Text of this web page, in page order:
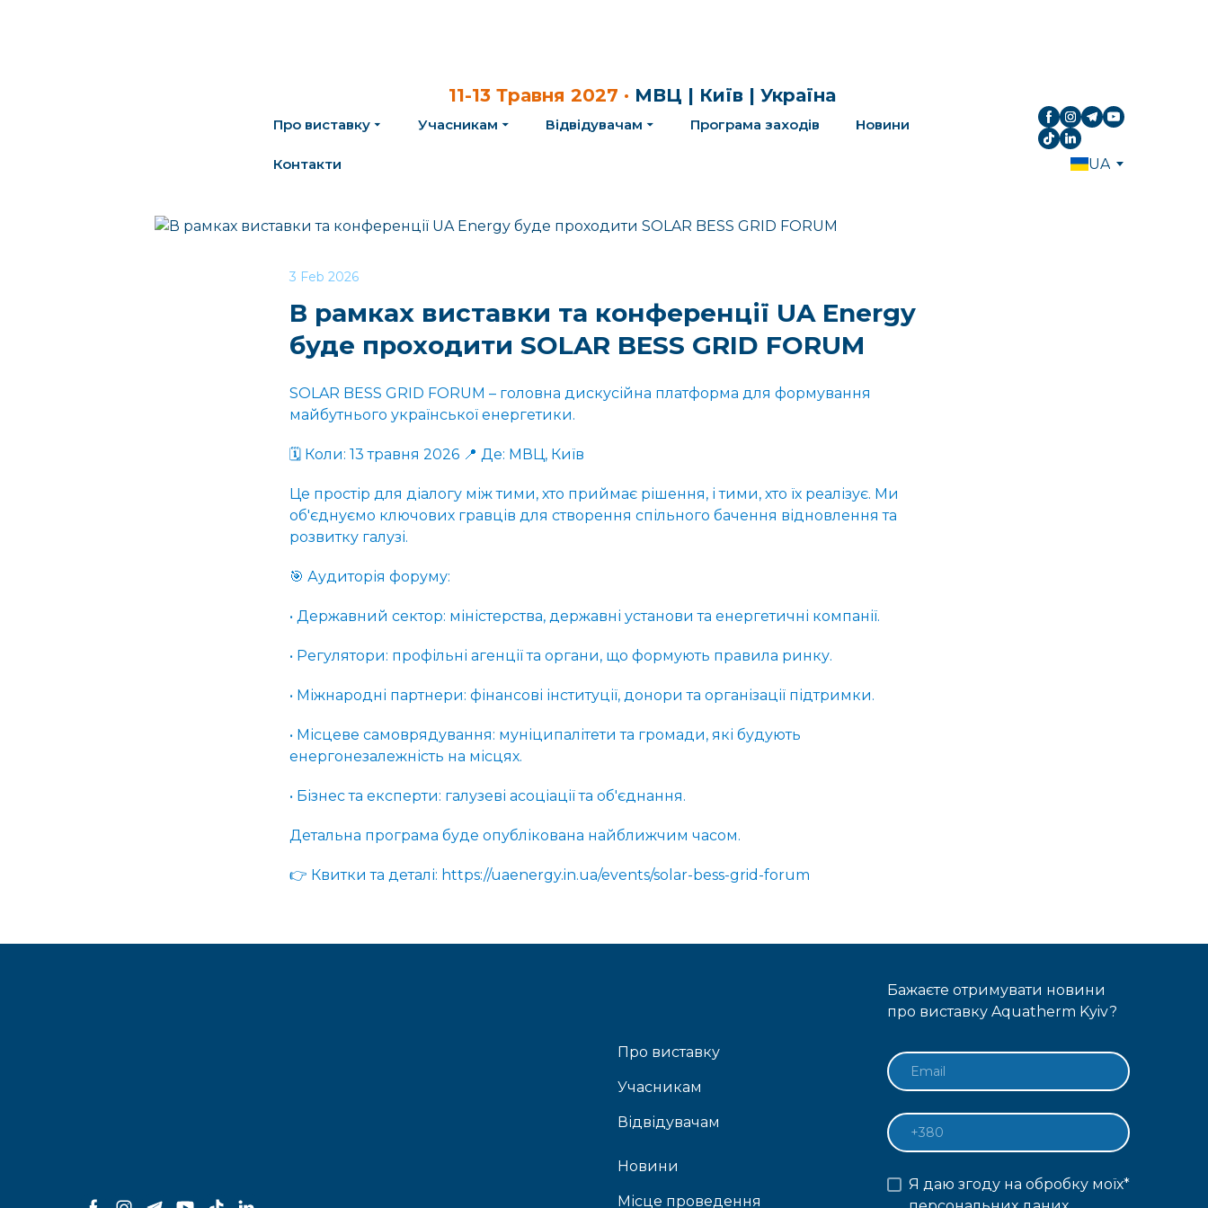
11-13 Травня 2027 · МВЦ | Київ | Україна
Про виставку Учасникам Відвідувачам Програма заходів Новини
Контакти UA
3 Feb 2026
В рамках виставки та конференції UA Energy
буде проходити SOLAR BESS GRID FORUM
SOLAR BESS GRID FORUM – головна дискусійна платформа для формування
майбутнього української енергетики.
🗓 Коли: 13 травня 2026 📍 Де: МВЦ, Київ
Це простір для діалогу між тими, хто приймає рішення, і тими, хто їх реалізує. Ми
об'єднуємо ключових гравців для створення спільного бачення відновлення та
розвитку галузі.
🎯 Аудиторія форуму:
• Державний сектор: міністерства, державні установи та енергетичні компанії.
• Регулятори: профільні агенції та органи, що формують правила ринку.
• Міжнародні партнери: фінансові інституції, донори та організації підтримки.
• Місцеве самоврядування: муніципалітети та громади, які будують
енергонезалежність на місцях.
• Бізнес та експерти: галузеві асоціації та об'єднання.
Детальна програма буде опублікована найближчим часом.
👉 Квитки та деталі: https://uaenergy.in.ua/events/solar-bess-grid-forum
Про виставку
Учасникам
Відвідувачам
Новини
Місце проведення
Бажаєте отримувати новини
про виставку Aquatherm Kyiv?
Я даю згоду на обробку моїх*